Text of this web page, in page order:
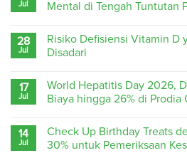
Jul
Mental di Tengah Tuntutan
28
Jul
Risiko Defisiensi Vitamin D
Disadari
17
Jul
World Hepatitis Day 2026,
Biaya hingga 26% di Prodia
14
Jul
Check Up Birthday Treats
30% untuk Pemeriksaan